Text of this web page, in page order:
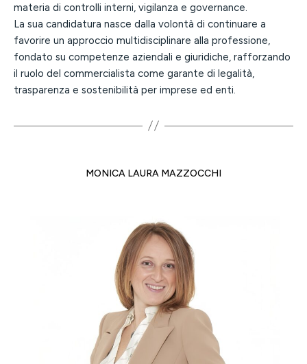
materia di controlli interni, vigilanza e governance.
La sua candidatura nasce dalla volontà di continuare a
favorire un approccio multidisciplinare alla professione,
fondato su competenze aziendali e giuridiche, rafforzando
il ruolo del commercialista come garante di legalità,
trasparenza e sostenibilità per imprese ed enti.
MONICA LAURA MAZZOCCHI